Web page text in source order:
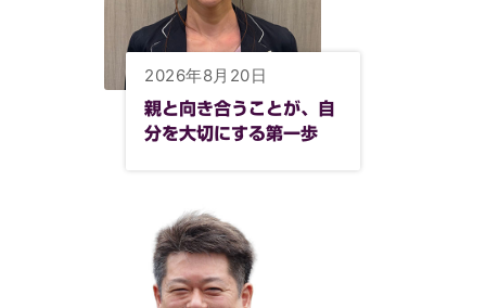
2026年8月20日
親と向き合うことが、自
分を大切にする第一歩